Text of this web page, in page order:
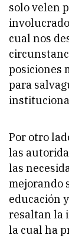
solo velen
cual nos
posiciones
para
Por otro
las
las
mejorando
educación
resaltan la
la cual ha